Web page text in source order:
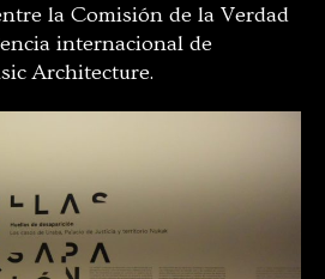
la Comisión de la Verdad
internacional de
Architecture.